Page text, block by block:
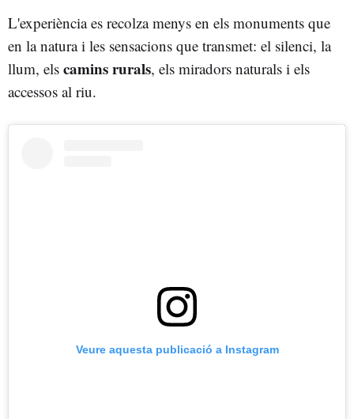
L'experiència es recolza menys en els monuments que
en la natura i les sensacions que transmet: el silenci, la
llum, els camins rurals, els miradors naturals i els
accessos al riu.
Veure aquesta publicació a Instagram